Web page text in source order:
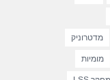
מדטרוניק
מומיות